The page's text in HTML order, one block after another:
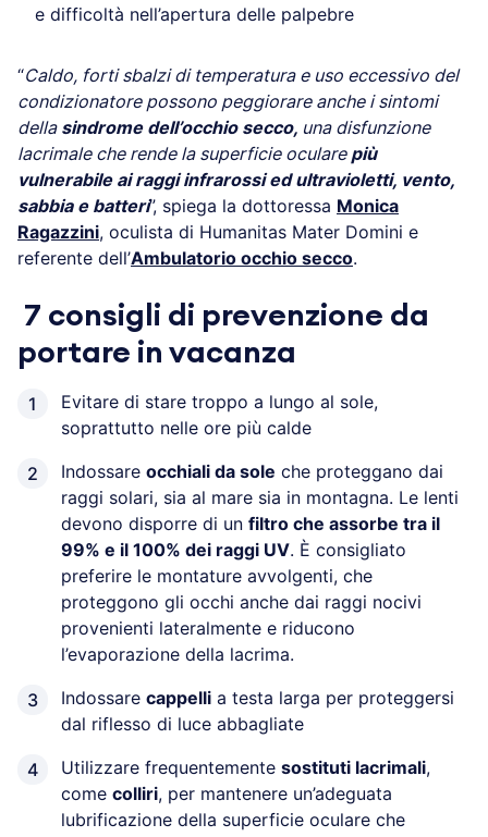
e difficoltà nell’apertura delle palpebre
“Caldo, forti sbalzi di temperatura e uso eccessivo del
condizionatore possono peggiorare anche i sintomi
della sindrome dell’occhio secco, una disfunzione
lacrimale che rende la superficie oculare più
vulnerabile ai raggi infrarossi ed ultravioletti, vento,
sabbia e batteri”, spiega la dottoressa Monica
Ragazzini, oculista di Humanitas Mater Domini e
referente dell’Ambulatorio occhio secco.
7 consigli di prevenzione da
portare in vacanza
Evitare di stare troppo a lungo al sole,
soprattutto nelle ore più calde
Indossare occhiali da sole che proteggano dai
raggi solari, sia al mare sia in montagna. Le lenti
devono disporre di un filtro che assorbe tra il
99% e il 100% dei raggi UV. È consigliato
preferire le montature avvolgenti, che
proteggono gli occhi anche dai raggi nocivi
provenienti lateralmente e riducono
l’evaporazione della lacrima.
Indossare cappelli a testa larga per proteggersi
dal riflesso di luce abbagliate
Utilizzare frequentemente sostituti lacrimali,
come colliri, per mantenere un’adeguata
lubrificazione della superficie oculare che